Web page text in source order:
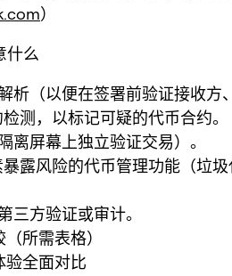
）
什么
析（以便在签署前验证接收方
测，以标记可疑的代币合约。
离屏幕上独立验证交易）。
露风险的代币管理功能（垃
三方验证或审计。
所需表格）
验全面对比